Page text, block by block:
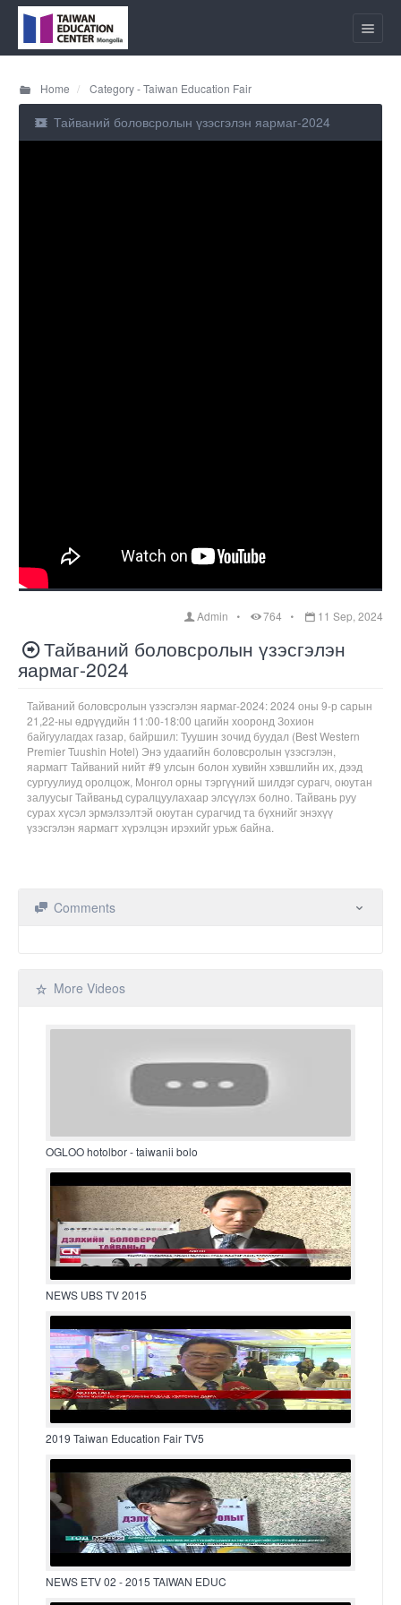
Home Category - Taiwan Education Fair
Тайваний боловсролын үзэсгэлэн яармаг-2024
Admin 764 11 Sep, 2024
Тайваний боловсролын үзэсгэлэн
яармаг-2024
Тайваний боловсролын үзэсгэлэн яармаг-2024: 2024 оны 9-р сарын
21,22-ны өдрүүдийн 11:00-18:00 цагийн хооронд Зохион
байгуулагдах газар, байршил: Туушин зочид буудал (Best Western
Premier Tuushin Hotel) Энэ удаагийн боловсролын үзэсгэлэн,
яармагт Тайваний нийт #9 улсын болон хувийн хэвшлийн их, дээд
сургуулиуд оролцож, Монгол орны тэргүүний шилдэг сурагч, оюутан
залуусыг Тайваньд суралцуулахаар элсүүлэх болно. Тайвань руу
сурах хүсэл эрмэлзэлтэй оюутан сурагчид та бүхнийг энэхүү
үзэсгэлэн яармагт хүрэлцэн ирэхийг урьж байна.
Comments
More Videos
OGLOO hotolbor - taiwanii bolo
NEWS UBS TV 2015
2019 Taiwan Education Fair TV5
NEWS ETV 02 - 2015 TAIWAN EDUC